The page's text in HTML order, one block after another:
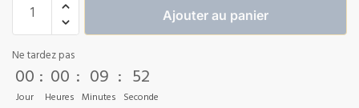
Ajouter au panier
Ne tardez pas
00
Jour
: 00
Heures
: 09
Minutes
: 52
Seconde